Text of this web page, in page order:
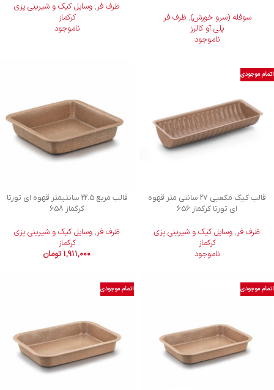
سوفله (سرو خورش),ظرف فر
پلی آو کالرز
ناموجود
ظرف فر, وسایل کیک و شیرینی‌ پزی
کرکماز
ناموجود
اتمام موجودی
قالب کیک مکعبی 27 سانتی متر قهوه
ای تورتا کرکماز 656
ظرف فر, وسایل کیک و شیرینی‌ پزی
کرکماز
ناموجود
قالب مربع 22.5 سانتیمتر قهوه ای تورتا
کرکماز 658
ظرف فر, وسایل کیک و شیرینی‌ پزی
کرکماز
1,911,000 تومان
اتمام موجودی اتمام موجودی